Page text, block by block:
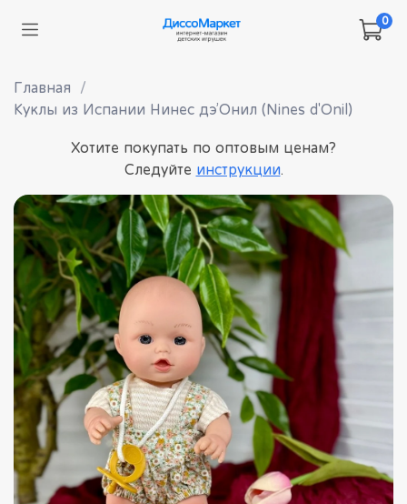
0
Главная
Куклы из Испании Нинес дэ’Онил (Nines d'Onil)
Хотите покупать по оптовым ценам?
Следуйте инструкции.